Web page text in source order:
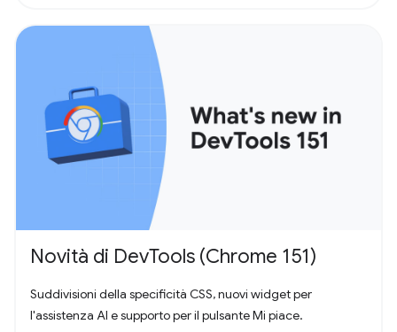
Novità di DevTools (Chrome 151)
Suddivisioni della specificità CSS, nuovi widget per
l'assistenza AI e supporto per il pulsante Mi piace.